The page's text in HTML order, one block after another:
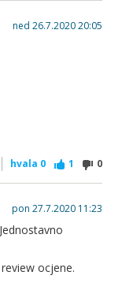
ned 26.7.2020 20:05
hvala 0 1 0
pon 27.7.2020 11:23
ocjene.